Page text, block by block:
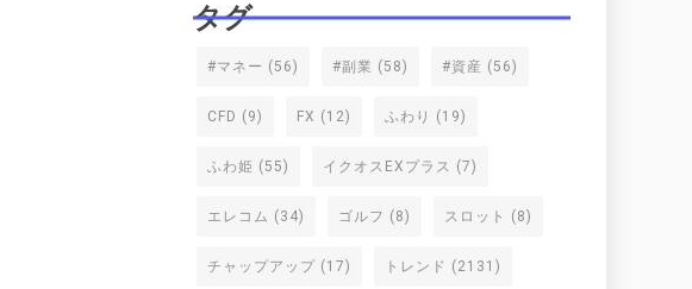
タグ
#マネー (56) #副業 (58) #資産 (56)
CFD (9) FX (12) ふわり (19)
ふわ姫 (55) イクオスEXプラス (7)
エレコム (34) ゴルフ (8) スロット (8)
チャップアップ (17) トレンド (2131)